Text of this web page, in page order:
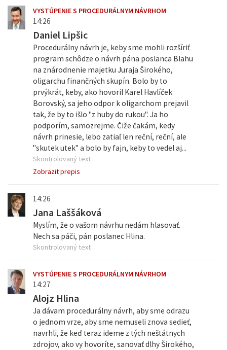
VYSTÚPENIE S PROCEDURÁLNYM NÁVRHOM
14:26
Daniel Lipšic
Procedurálny návrh je, keby sme mohli rozšíriť
program schôdze o návrh pána poslanca Blahu
na znárodnenie majetku Juraja Širokého,
oligarchu finančných skupín. Bolo by to
prvýkrát, keby, ako hovoril Karel Havlíček
Borovský, sa jeho odpor k oligarchom prejavil
tak, že by to išlo "z huby do rukou". Ja ho
podporím, samozrejme. Čiže čakám, kedy
návrh prinesie, lebo zatiaľ len reční, reční, ale
"skutek utek" a bolo by fajn, keby to vedel aj...
Skontrolovaný text
Zobrazit prepis
14:26
Jana Laššáková
Myslím, že o vašom návrhu nedám hlasovať.
Nech sa páči, pán poslanec Hlina.
Skontrolovaný text
VYSTÚPENIE S PROCEDURÁLNYM NÁVRHOM
14:27
Alojz Hlina
Ja dávam procedurálny návrh, aby sme odrazu
o jednom vrze, aby sme nemuseli znova sedieť,
navrhli, že keď teraz ideme z tých neštátnych
zdrojov, ako vy hovoríte, sanovať dlhy Širokého,